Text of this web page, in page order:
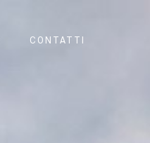
CONTATTI